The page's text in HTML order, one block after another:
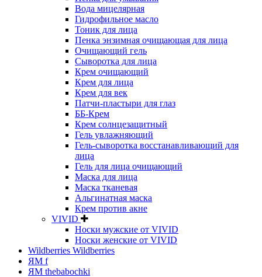
Вода мицелярная
Гидрофильное масло
Тоник для лица
Пенка энзимная очищающая для лица
Очищающий гель
Сыворотка для лица
Крем очищающий
Крем для лица
Крем для век
Патчи-пластыри для глаз
ББ-Крем
Крем солнцезащитный
Гель увлажняющий
Гель-сыворотка восстанавливающий для
лица
Гель для лица очищающий
Маска для лица
Маска тканевая
Альгинатная маска
Крем против акне
VIVID
Носки мужские от VIVID
Носки женские от VIVID
Wildberries Wildberries
ЯМ f
ЯМ thebabochki